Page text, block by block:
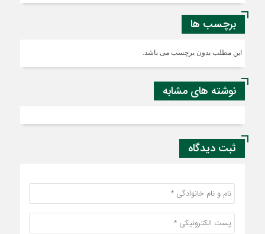
برچسب ها
این مطلب بدون برچسب می باشد.
نوشته های مشابه
ثبت دیدگاه